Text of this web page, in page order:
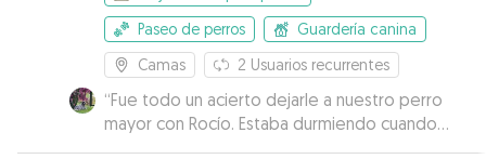
Paseo de perros
Guardería canina
Camas
2 Usuarios recurrentes
“Fue todo un acierto dejarle a nuestro perro
mayor con Rocío. Estaba durmiendo cuando
fuimos a recogerlo y se notaba súper tranquilo.